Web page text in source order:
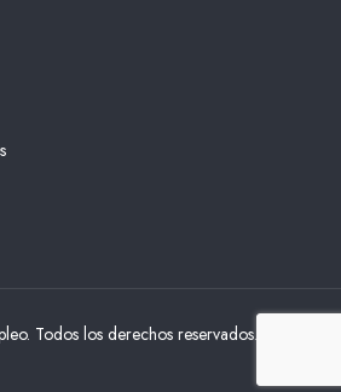
Todos los derechos reservados.